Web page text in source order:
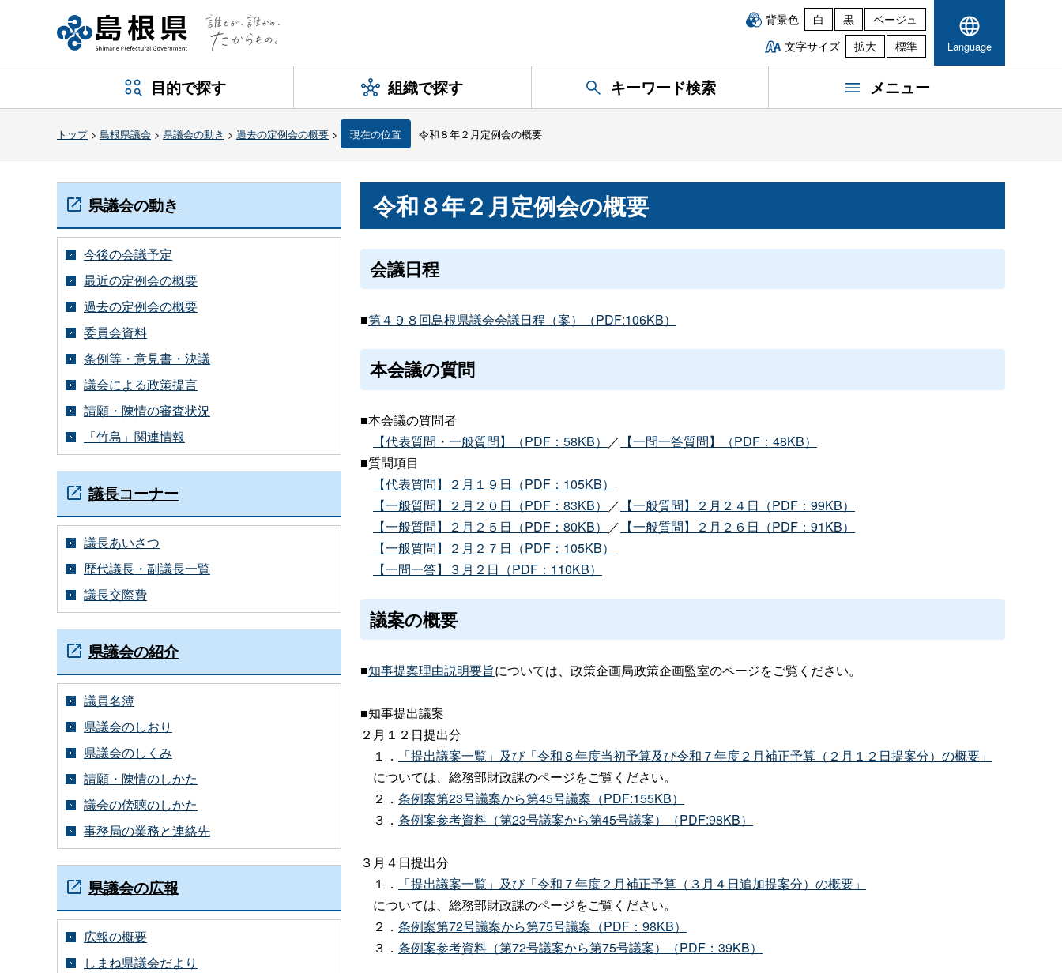
背景色 白 黒
ベージュ
文字サイズ
拡大 標準 Language
目的で探す 組織で探す キーワード検索 メニュー
トップ> 島根県議会 > 県議会の動き > 過去の定例会の概要 > 現在の位置 令和８年２月定例会の概要
令和８年２月定例会の概要
会議日程
■第４９８回島根県議会会議日程（案）（PDF:106KB）
本会議の質問
■本会議の質問者
【代表質問・一般質問】（PDF：58KB） ／ 【一問一答質問】（PDF：48KB）
■質問項目
【代表質問】２月１９日（PDF：105KB）
【一般質問】２月２０日（PDF：83KB） ／ 【一般質問】２月２４日（PDF：99KB）
【一般質問】２月２５日（PDF：80KB） ／ 【一般質問】２月２６日（PDF：91KB）
【一般質問】２月２７日（PDF：105KB）
【一問一答】３月２日（PDF：110KB）
議案の概要
■知事提案理由説明要旨については、政策企画局政策企画監室のページをご覧ください。
■知事提出議案
２月１２日提出分
１．
「提出議案一覧」及び「令和８年度当初予算及び令和７年度２月補正予算（２月１２日提案分）の概要」
については、総務部財政課のページをご覧ください。
２． 条例案第23号議案から第45号議案（PDF:155KB）
３． 条例案参考資料（第23号議案から第45号議案）（PDF:98KB）
３月４日提出分
１．
「提出議案一覧」及び「令和７年度２月補正予算（３月４日追加提案分）の概要」
については、総務部財政課のページをご覧ください。
２． 条例案第72号議案から第75号議案（PDF：98KB）
３． 条例案参考資料（第72号議案から第75号議案）（PDF：39KB）
県議会の動き
今後の会議予定
最近の定例会の概要
過去の定例会の概要
委員会資料
条例等・意見書・決議
議会による政策提言
請願・陳情の審査状況
「竹島」関連情報
議長コーナー
議長あいさつ
歴代議長・副議長一覧
議長交際費
県議会の紹介
議員名簿
県議会のしおり
県議会のしくみ
請願・陳情のしかた
議会の傍聴のしかた
事務局の業務と連絡先
県議会の広報
広報の概要
しまね県議会だより